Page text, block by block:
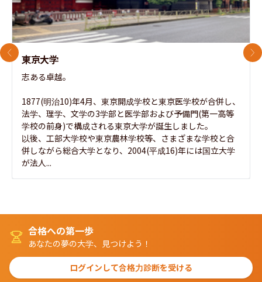
東京大学
志ある卓越。
1877(明治10)年4月、東京開成学校と東京医学校が合併し、
法学、理学、文学の3学部と医学部および予備門(第一高等
学校の前身)で構成される東京大学が誕生しました。
以後、工部大学校や東京農林学校等、さまざまな学校と合
併しながら総合大学となり、2004(平成16)年には国立大学
が法人...
前のスライド 次
合格への第一歩
あなたの夢の大学、見つけよう！
ログインして合格力診断を受ける